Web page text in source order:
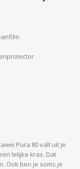
Pura 80 valt uit je
lelijke kras. Dat
Ook ben je soms je